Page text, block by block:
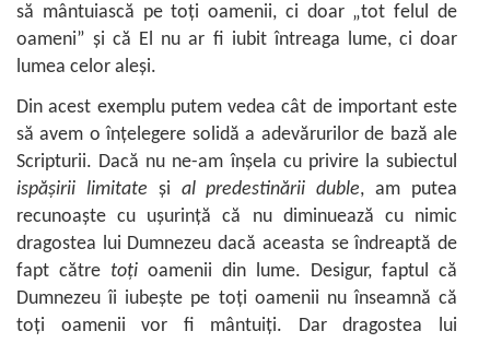
să mântuiască pe toți oamenii, ci doar „tot felul de
oameni” și că El nu ar fi iubit întreaga lume, ci doar
lumea celor aleși.
Din acest exemplu putem vedea cât de important este
să avem o înțelegere solidă a adevărurilor de bază ale
Scripturii. Dacă nu ne-am înșela cu privire la subiectul
ispășirii limitate și al predestinării duble, am putea
recunoaște cu ușurință că nu diminuează cu nimic
dragostea lui Dumnezeu dacă aceasta se îndreaptă de
fapt către toți oamenii din lume. Desigur, faptul că
Dumnezeu îi iubește pe toți oamenii nu înseamnă că
toți oamenii vor fi mântuiți. Dar dragostea lui